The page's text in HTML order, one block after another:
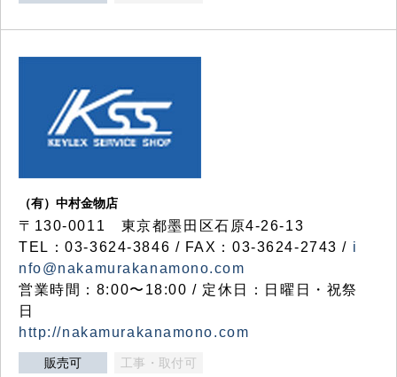
（有）中村金物店
〒130-0011 東京都墨田区石原4-26-13
TEL：03-3624-3846 / FAX：03-3624-2743 / i
nfo@nakamurakanamono.com
営業時間：8:00〜18:00 / 定休日：日曜日・祝祭
日
http://nakamurakanamono.com
販売可 工事・取付可